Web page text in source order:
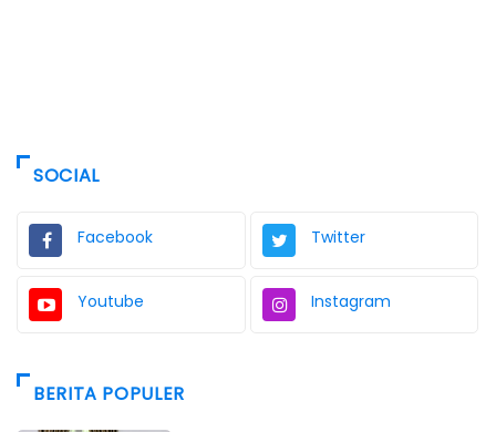
SOCIAL
Facebook Twitter
Youtube Instagram
BERITA POPULER